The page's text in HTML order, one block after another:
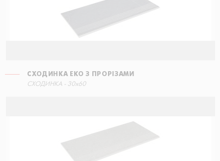
СХОДИНКА ЕКО З ПРОРІЗАМИ
СХОДИНКА - 30x60
СХОДИНКА КУТОВА ПРАВА
15x34,5